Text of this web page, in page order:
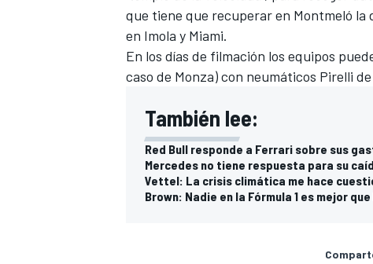
que tiene que recuperar en Montmeló la
en Imola y Miami.
En los días de filmación los equipos
caso de Monza) con neumáticos Pirelli
También lee:
Red Bull responde a Ferrari sobre sus
Mercedes no tiene respuesta para su
Vettel: La crisis climática me hace
Brown: Nadie en la Fórmula 1 es mejor